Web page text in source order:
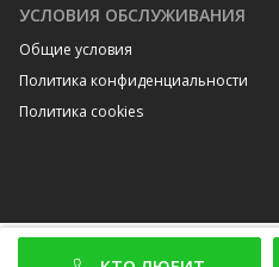
УСЛОВИЯ ОБСЛУЖИВАНИЯ
Общие условия
Политика конфиденциальности
Политика cookies